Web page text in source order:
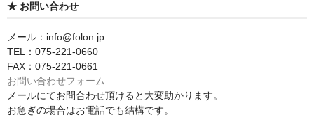
★ お問い合わせ
メール：info@folon.jp
TEL：075-221-0660
FAX：075-221-0661
お問い合わせフォーム
メールにてお問合わせ頂けると大変助かります。
お急ぎの場合はお電話でも結構です。